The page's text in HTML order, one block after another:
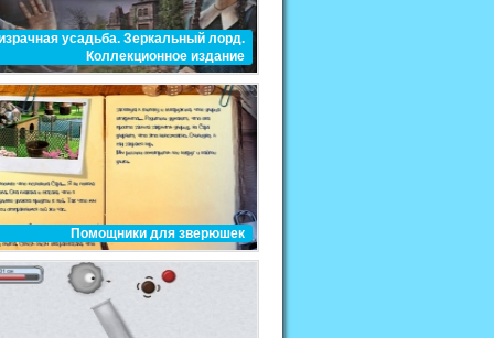
усадьба. Зеркальный лорд.
Коллекционное издание
Помощники для зверюшек